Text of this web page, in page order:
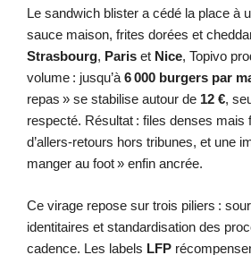
Le sandwich blister a cédé la place à
sauce maison, frites dorées et
Strasbourg, Paris et Nice, Topivo
volume : jusqu’à6 000 burgers par
repas » se stabilise autour de 12 €,
respecté. Résultat : files denses mais
d’allers-retours hors tribunes, et une
manger au foot » enfin ancrée.
Ce virage repose sur trois piliers :
identitaires et standardisation des
cadence. Les labels LFP